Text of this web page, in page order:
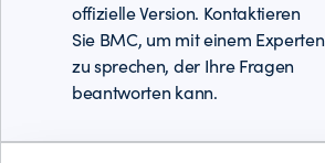
offizielle Version. Kontaktieren
Sie BMC, um mit einem Experten
zu sprechen, der Ihre Fragen
beantworten kann.